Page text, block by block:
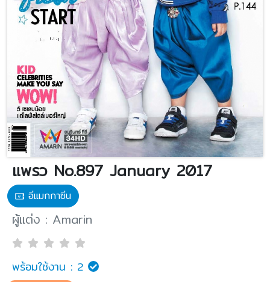
แพรว No.897 January 2017
อีแมกกาซีน
ผู้แต่ง : Amarin
พร้อมใช้งาน : 2